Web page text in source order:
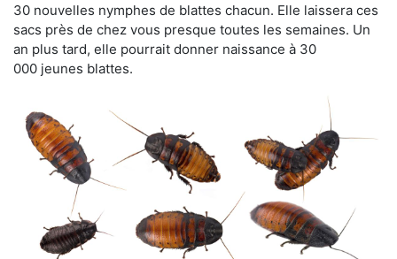
30 nouvelles nymphes de blattes chacun. Elle laissera ces
sacs près de chez vous presque toutes les semaines. Un
an plus tard, elle pourrait donner naissance à 30
000 jeunes blattes.